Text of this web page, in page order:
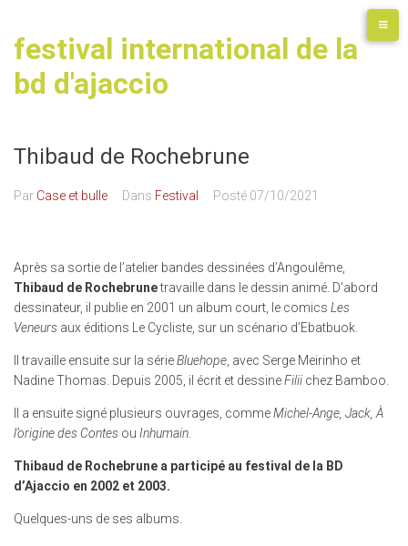
festival international de la
bd d'ajaccio
Thibaud de Rochebrune
Par Case et bulle Dans Festival Posté 07/10/2021
Après sa sortie de l’atelier bandes dessinées d’Angoulême,
Thibaud de Rochebrunetravaille dans le dessin animé. D’abord
dessinateur, il publie en 2001 un album court, le comics Les
Veneurs aux éditions Le Cycliste, sur un scénario d’Ebatbuok.
Il travaille ensuite sur la sérieBluehope , avec Serge Meirinho et
Nadine Thomas. Depuis 2005, il écrit et dessineFilii chez Bamboo.
Il a ensuite signé plusieurs ouvrages, commeMichel-Ange, Jack, À
l’origine des Contes ou Inhumain
Thibaud de Rochebrune a participé au festival de la BD
d’Ajaccio en 2002 et 2003.
Quelques-uns de ses albums.